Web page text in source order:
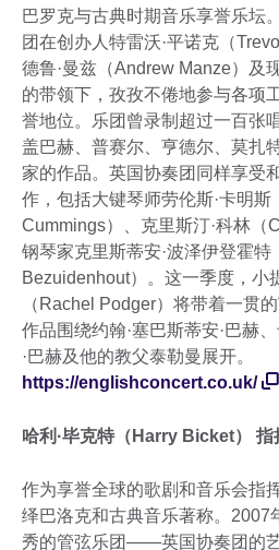
巴罗克与古典时期音乐享誉乐坛
团在创办人特雷沃·平诺克（
德鲁·曼兹（Andrew Manze）及
的带领下，孜孜不倦地参与各项
誉地位。乐团曾录制超过一百张
盖巴赫、普赛尔、亨德尔、莫扎
家的作品。英国协奏团同样享受
作，包括大键琴师劳伦斯·卡明斯
Cummings）、克里斯汀·科林（
钢琴家克里斯蒂安·波泽伊登霍特
Bezuidenhout）。这一季度，小
（Rachel Podger）将带着一贯
作品围绕约翰·塞巴斯蒂安·巴赫
·巴赫及他的教父泰勒曼展开。
https://englishconcert.co.uk/
哈利·毕克特（Harry Bicket） 指
作为享誉全球的歌剧和音乐会指
绎巴洛克和古典音乐著称。2007
秀的管弦乐团——英国协奏团的